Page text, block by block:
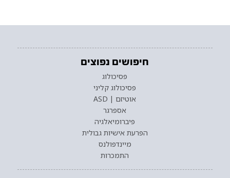
חיפושים נפוצים
פסיכולוג
פסיכולוג קליני
אוטיזם | ASD
אספרגר
פיברומיאלגיה
הפרעת אישיות גבולית
מיינדפולנס
התמכרות